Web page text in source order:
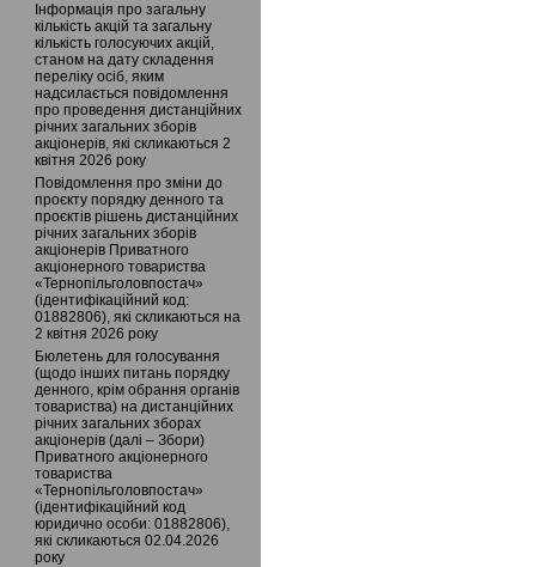
Інформація про загальну
кількість акцій та загальну
кількість голосуючих акцій,
станом на дату складення
переліку осіб, яким
надсилається повідомлення
про проведення дистанційних
річних загальних зборів
акціонерів, які скликаються 2
квітня 2026 року
Повідомлення про зміни до
проєкту порядку денного та
проєктів рішень дистанційних
річних загальних зборів
акціонерів Приватного
акціонерного товариства
«Тернопільголовпостач»
(ідентифікаційний код:
01882806), які скликаються на
2 квітня 2026 року
Бюлетень для голосування
(щодо інших питань порядку
денного, крім обрання органів
товариства) на дистанційних
річних загальних зборах
акціонерів (далі – Збори)
Приватного акціонерного
товариства
«Тернопільголовпостач»
(ідентифікаційний код
юридично особи: 01882806),
які скликаються 02.04.2026
року